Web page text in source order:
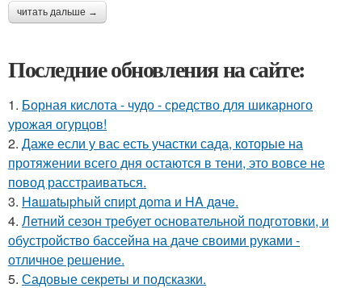
читать дальше →
Последние обновления на сайте:
1. Борная кислота - чудо - средство для шикарного
урожая огурцов!
2. Даже если у вас есть участки сада, которые на
протяжении всего дня остаются в тени, это вовсе не
повод расстраиваться.
3. Haшatыphый cпиpt дoma и HA дaчe.
4. Летний сезон требует основательной подготовки, и
обустройство бассейна на даче своими руками -
отличное решение.
5. Садовые секреты и подсказки.